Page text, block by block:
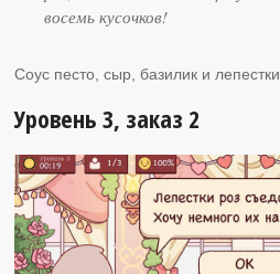
восемь кусочков!
Соус песто, сыр, базилик и лепестки.
Уровень 3, заказ 2